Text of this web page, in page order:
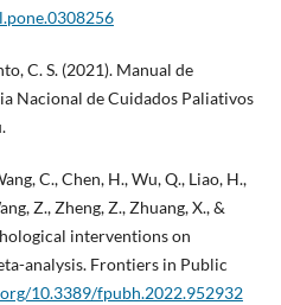
C. S. (2021). Manual de
Nacional de Cuidados Paliativos
C., Chen, H., Wu, Q., Liao, H.,
Z., Zheng, Z., Zhuang, X., &
interventions on
analysis. Frontiers in Public
10.3389/fpubh.2022.952932